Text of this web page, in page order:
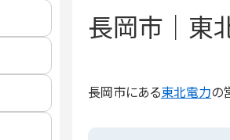
長岡市｜東
長岡市にある東北電力の